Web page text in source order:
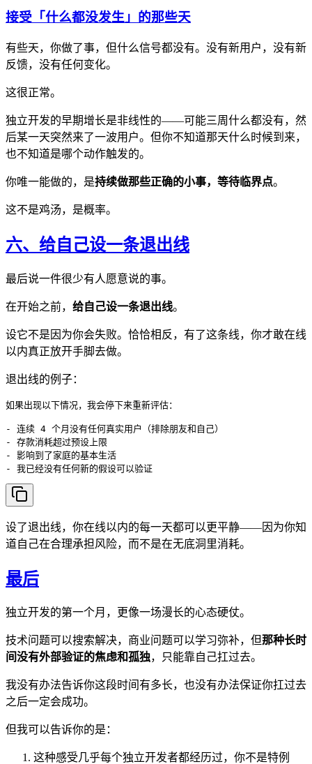
接受「什么都没发生」的那些天
有些天，你做了事，但什么信号都没有。没有新用户，没有新
反馈，没有任何变化。
这很正常。
独立开发的早期增长是非线性的——可能三周什么都没有，然
后某一天突然来了一波用户。但你不知道那天什么时候到来，
也不知道是哪个动作触发的。
你唯一能做的，是持续做那些正确的小事，等待临界点。
这不是鸡汤，是概率。
六、给自己设一条退出线
最后说一件很少有人愿意说的事。
在开始之前， 给自己设一条退出线。
设它不是因为你会失败。恰恰相反，有了这条线，你才敢在线
以内真正放开手脚去做。
退出线的例子：
如果出现以下情况，我会停下来重新评估：
- 连续 4 个月没有任何真实用户（排除朋友和自己）
- 存款消耗超过预设上限
- 影响到了家庭的基本生活
设了退出线，你在线以内的每一天都可以更平静——因为你知
道自己在合理承担风险，而不是在无底洞里消耗。
最后
独立开发的第一个月，更像一场漫长的心态硬仗。
技术问题可以搜索解决，商业问题可以学习弥补，但那种长时
间没有外部验证的焦虑和孤独，只能靠自己扛过去。
我没有办法告诉你这段时间有多长，也没有办法保证你扛过去
之后一定会成功。
但我可以告诉你的是：
这种感受几乎每个独立开发者都经历过，你不是特例